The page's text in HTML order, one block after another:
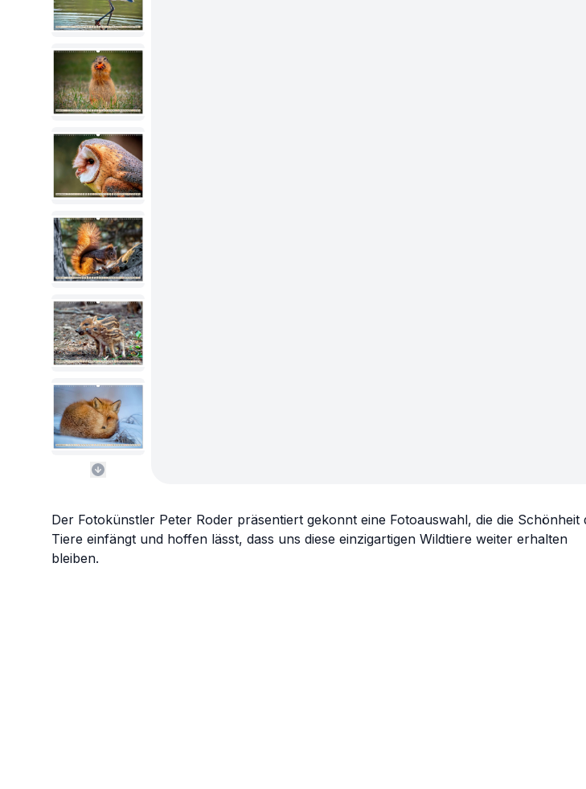
Der Fotokünstler Peter Roder präsentiert gekonnt eine Fotoauswahl, die die Schönheit
Tiere einfängt und hoffen lässt, dass uns diese einzigartigen Wildtiere weiter erhalten
bleiben.